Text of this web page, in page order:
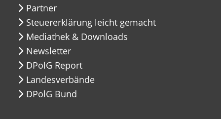
Partner
Steuererklärung leicht gemacht
Mediathek & Downloads
Newsletter
DPolG Report
Landesverbände
DPolG Bund